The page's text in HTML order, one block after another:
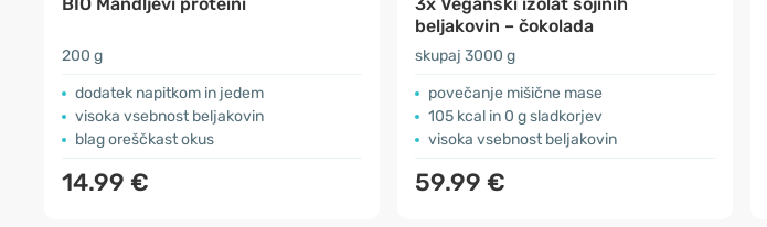
BIO Mandljevi proteini
200 g
dodatek napitkom in jedem
visoka vsebnost beljakovin
blag oreščkast okus
14.99 €
3x Veganski izolat sojinih
beljakovin – čokolada
skupaj 3000 g
povečanje mišične mase
105 kcal in 0 g sladkorjev
visoka vsebnost beljakovin
59.99 €